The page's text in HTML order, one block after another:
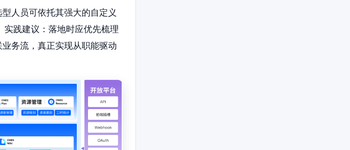
人员可依托其强大的自定义
践建议：落地时应优先梳理
务流，真正实现从职能驱动